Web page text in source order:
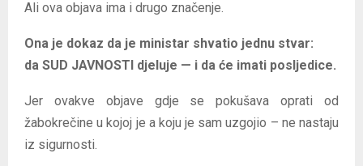
Ali ova objava ima i drugo značenje.
Ona je dokaz da je ministar shvatio jednu stvar:
da SUD JAVNOSTI djeluje — i da će imati posljedice.
Jer ovakve objave gdje se pokušava oprati od
žabokrečine u kojoj je a koju je sam uzgojio – ne nastaju
iz sigurnosti.